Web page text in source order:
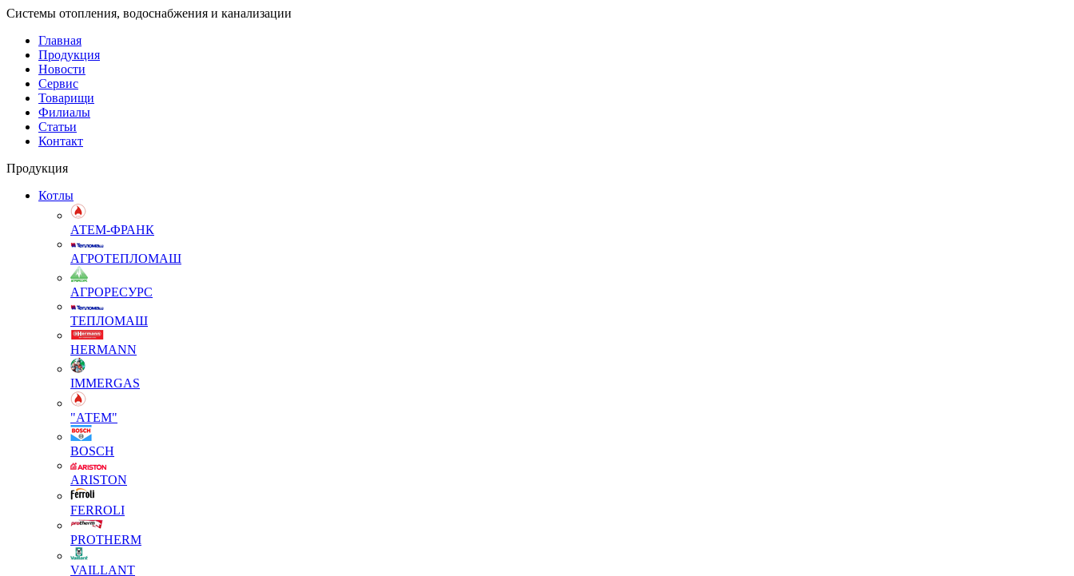
Системы отопления, водоснабжения и канализации
Главная
Продукция
Новости
Сервис
Товарищи
Филиалы
Статьи
Контакт
Продукция
Котлы
АТЕМ-ФРАНК
АГРОТЕПЛОМАШ
АГРОРЕСУРС
ТЕПЛОМАШ
HERMANN
IMMERGAS
"АТЕМ"
BOSCH
ARISTON
FERROLI
PROTHERM
VAILLANT